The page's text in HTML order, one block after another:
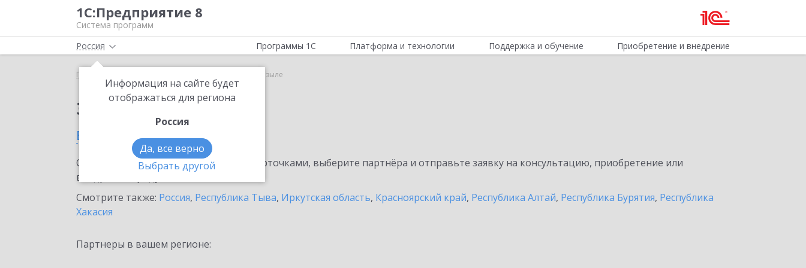
1С:Предприятие 8
Система программ
Россия
Информация на сайте будет
отображаться для региона
Россия
Да, все верно
Выбрать другой
Программы 1С Платформа и технологии Поддержка и обучение Приобретение и внедрение
Главная 1С-ОФД в Кызыле
Заказать 1С-ОФД
в Кызыле
Ознакомьтесь с информационными карточками, выберите партнёра и отправьте заявку на консультацию, приобретение или
внедрение продукта.
Смотрите также: Россия, Республика Тыва, Иркутская область, Красноярский край, Республика Алтай, Республика Бурятия, Республика
Хакасия
Партнеры в вашем регионе: